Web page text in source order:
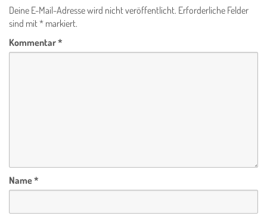
Deine E-Mail-Adresse wird nicht veröffentlicht. Erforderliche Felder
sind mit* markiert.
Kommentar*
Name*